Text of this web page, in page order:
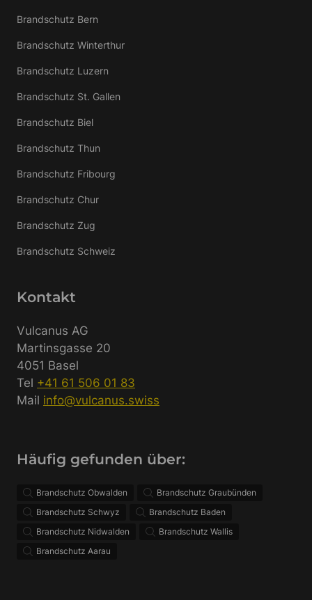
Brandschutz Bern
Brandschutz Winterthur
Brandschutz Luzern
Brandschutz St. Gallen
Brandschutz Biel
Brandschutz Thun
Brandschutz Fribourg
Brandschutz Chur
Brandschutz Zug
Brandschutz Schweiz
Kontakt
Vulcanus AG
Martinsgasse 20
4051 Basel
Tel +41 61 506 01 83
Mail info@vulcanus.swiss
Häufig gefunden über:
Brandschutz Obwalden
Brandschutz Graubünden
Brandschutz Schwyz
Brandschutz Baden
Brandschutz Nidwalden
Brandschutz Wallis
Brandschutz Aarau